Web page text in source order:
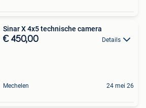
Sinar X 4x5 technische camera
€ 450,00 Details
Mechelen 24 mei 26